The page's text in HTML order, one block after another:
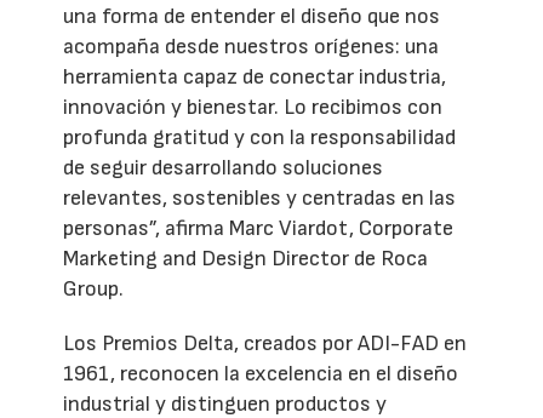
una forma de entender el diseño que nos
acompaña desde nuestros orígenes: una
herramienta capaz de conectar industria,
innovación y bienestar. Lo recibimos con
profunda gratitud y con la responsabilidad
de seguir desarrollando soluciones
relevantes, sostenibles y centradas en las
personas”, afirma Marc Viardot, Corporate
Marketing and Design Director de Roca
Group.
Los Premios Delta, creados por ADI-FAD en
1961, reconocen la excelencia en el diseño
industrial y distinguen productos y